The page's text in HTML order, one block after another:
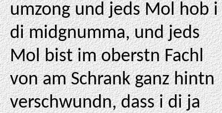
umzong und jeds Mol hob i
di midgnumma, und jeds
Mol bist im oberstn Fachl
von am Schrank ganz hintn
verschwundn, dass i di ja